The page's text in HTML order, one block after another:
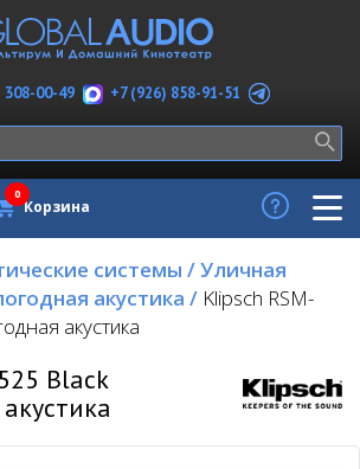
308-00-49 +7 (926) 858-91-51
Корзина
0
системы /Уличная
акустика / Klipsch RSM-
акустика
Black